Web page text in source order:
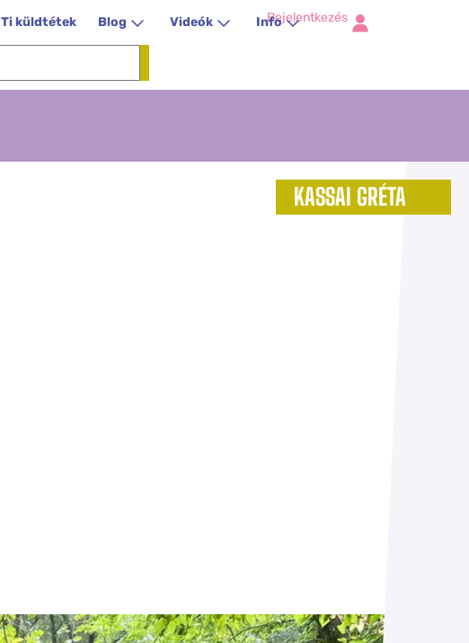
Ti küldtétek Blog Videók Info
Bejelentkezés
KASSAI GRÉTA